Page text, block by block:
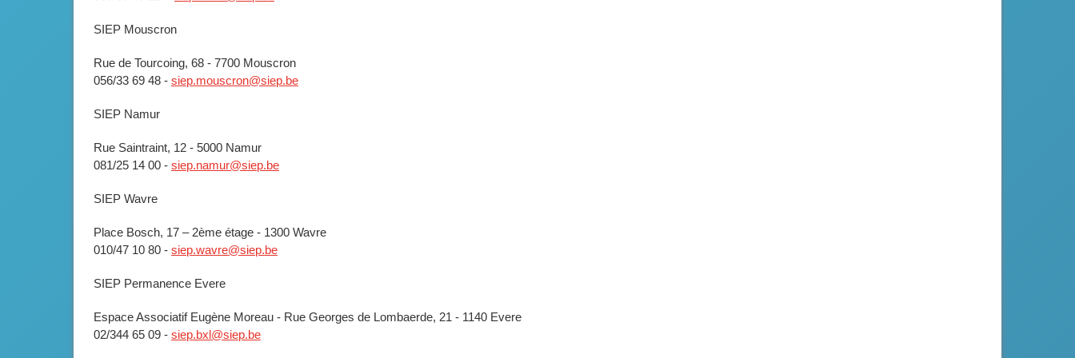
SIEP Mouscron
Rue de Tourcoing, 68 - 7700 Mouscron
056/33 69 48 - siep.mouscron@siep.be
SIEP Namur
Rue Saintraint, 12 - 5000 Namur
081/25 14 00 - siep.namur@siep.be
SIEP Wavre
Place Bosch, 17 – 2ème étage - 1300 Wavre
010/47 10 80 - siep.wavre@siep.be
SIEP Permanence Evere
Espace Associatif Eugène Moreau - Rue Georges de Lombaerde, 21 - 1140 Evere
02/344 65 09 - siep.bxl@siep.be